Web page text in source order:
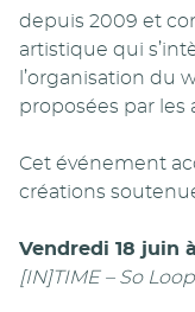
depuis 2009 et
artistique qui
l’organisation du
proposées par les
Cet événement
créations
Vendredi 18 juin
[IN]TIME – So